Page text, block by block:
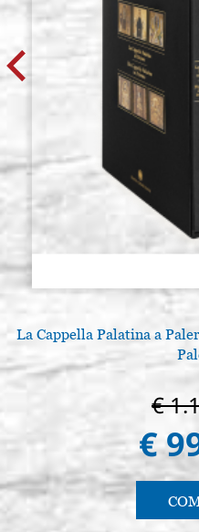
La Cappella Palatina a
€
€